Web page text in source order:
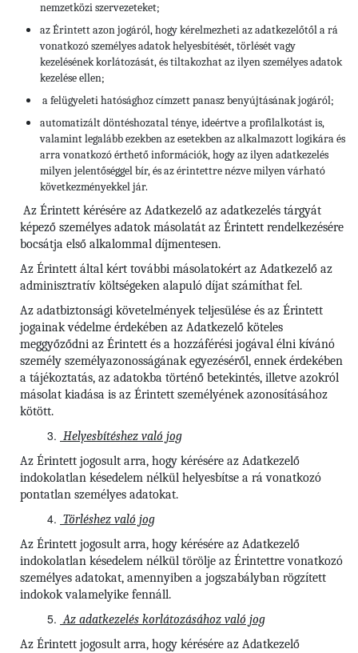
nemzetközi szervezeteket;
az Érintett azon jogáról, hogy kérelmezheti az adatkezelőtől a rá
vonatkozó személyes adatok helyesbítését, törlését vagy
kezelésének korlátozását, és tiltakozhat az ilyen személyes adatok
kezelése ellen;
a felügyeleti hatósághoz címzett panasz benyújtásának jogáról;
automatizált döntéshozatal ténye, ideértve a profilalkotást is,
valamint legalább ezekben az esetekben az alkalmazott logikára és
arra vonatkozó érthető információk, hogy az ilyen adatkezelés
milyen jelentőséggel bír, és az érintettre nézve milyen várható
következményekkel jár.
Az Érintett kérésére az Adatkezelő az adatkezelés tárgyát
képező személyes adatok másolatát az Érintett rendelkezésére
bocsátja első alkalommal díjmentesen.
Az Érintett által kért további másolatokért az Adatkezelő az
adminisztratív költségeken alapuló díjat számíthat fel.
Az adatbiztonsági követelmények teljesülése és az Érintett
jogainak védelme érdekében az Adatkezelő köteles
meggyőződni az Érintett és a hozzáférési jogával élni kívánó
személy személyazonosságának egyezéséről, ennek érdekében
a tájékoztatás, az adatokba történő betekintés, illetve azokról
másolat kiadása is az Érintett személyének azonosításához
kötött.
Helyesbítéshez való jog
Az Érintett jogosult arra, hogy kérésére az Adatkezelő
indokolatlan késedelem nélkül helyesbítse a rá vonatkozó
pontatlan személyes adatokat.
Törléshez való jog
Az Érintett jogosult arra, hogy kérésére az Adatkezelő
indokolatlan késedelem nélkül törölje az Érintettre vonatkozó
személyes adatokat, amennyiben a jogszabályban rögzített
indokok valamelyike fennáll.
Az adatkezelés korlátozásához való jog
Az Érintett jogosult arra, hogy kérésére az Adatkezelő